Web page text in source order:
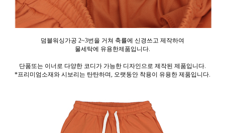
덤블워싱가공 2~3번을 거쳐 축률에 신경쓰고 제작하여
물세탁에 유용한제품입니다.
단품또는 이너로 다양한 코디가 가능한 디자인으로 제작된 제품입니다.
*프리미엄소재와 시보리는 탄탄하며, 오랫동안 착용이 유용한 제품입니다.